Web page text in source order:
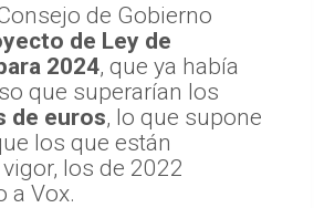
de Gobierno
de Ley de
2024, que ya había
que superarían los
de euros, lo que supone
los que están
los de 2022
a Vox.